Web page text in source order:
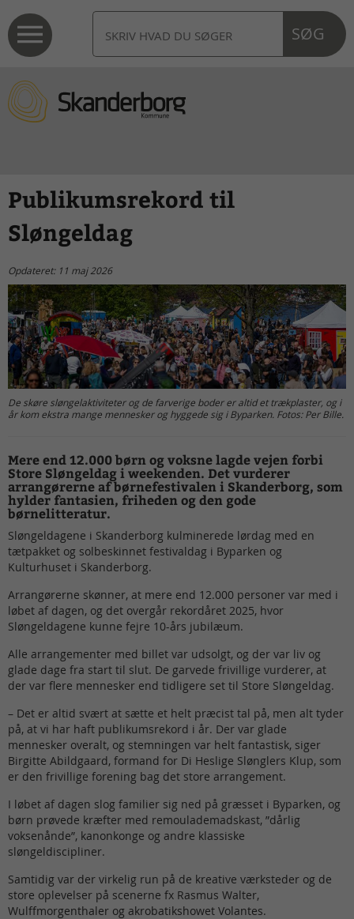
SØG
Publikumsrekord til
Sløngeldag
Opdateret: 11 maj 2026
De skøre sløngelaktiviteter og de farverige boder er altid et trækplaster, og i
år kom ekstra mange mennesker og hyggede sig i Byparken. Fotos: Per Bille.
Mere end 12.000 børn og voksne lagde vejen forbi
Store Sløngeldag i weekenden. Det vurderer
arrangørerne af børnefestivalen i Skanderborg, som
hylder fantasien, friheden og den gode
børnelitteratur.
Sløngeldagene i Skanderborg kulminerede lørdag med en
tætpakket og solbeskinnet festivaldag i Byparken og
Kulturhuset i Skanderborg.
Arrangørerne skønner, at mere end 12.000 personer var med i
løbet af dagen, og det overgår rekordåret 2025, hvor
Sløngeldagene kunne fejre 10-års jubilæum.
Alle arrangementer med billet var udsolgt, og der var liv og
glade dage fra start til slut. De garvede frivillige vurderer, at
der var flere mennesker end tidligere set til Store Sløngeldag.
– Det er altid svært at sætte et helt præcist tal på, men alt tyder
på, at vi har haft publikumsrekord i år. Der var glade
mennesker overalt, og stemningen var helt fantastisk, siger
Birgitte Abildgaard, formand for Di Heslige Slønglers Klup, som
er den frivillige forening bag det store arrangement.
I løbet af dagen slog familier sig ned på græsset i Byparken, og
børn prøvede kræfter med remoulademadskast, ”dårlig
voksenånde”, kanonkonge og andre klassiske
sløngeldiscipliner.
Samtidig var der virkelig run på de kreative værksteder og de
store oplevelser på scenerne fx Rasmus Walter,
Wulffmorgenthaler og akrobatikshowet Volantes.